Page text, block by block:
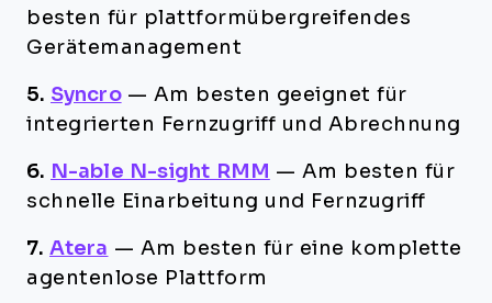
besten für plattformübergreifendes
Gerätemanagement
5. Syncro — Am besten geeignet für
integrierten Fernzugriff und Abrechnung
6. N-able N-sight RMM — Am besten für
schnelle Einarbeitung und Fernzugriff
7. Atera — Am besten für eine komplette
agentenlose Plattform